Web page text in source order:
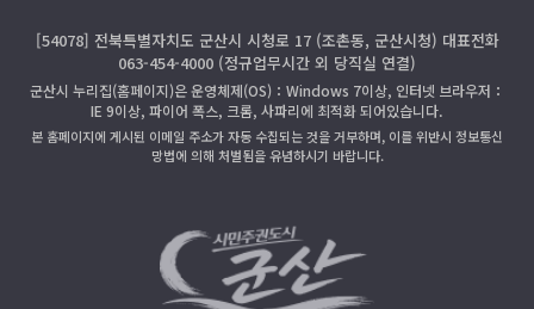
[54078] 전북특별자치도 군산시 시청로 17 (조촌동, 군산시청) 대표전화
063-454-4000 (정규업무시간 외 당직실 연결)
군산시 누리집(홈페이지)은 운영체제(OS)：Windows 7이상, 인터넷 브라우저：
IE 9이상, 파이어 폭스, 크롬, 사파리에 최적화 되어있습니다.
본 홈페이지에 게시된 이메일 주소가 자동 수집되는 것을 거부하며, 이를 위반시 정보통신
망법에 의해 처벌됨을 유념하시기 바랍니다.